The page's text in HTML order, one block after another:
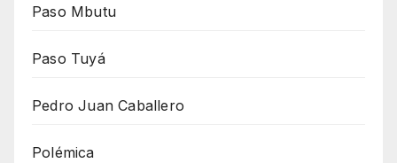
Paso Mbutu
Paso Tuyá
Pedro Juan Caballero
Polémica